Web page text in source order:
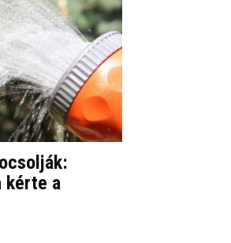
kérte a